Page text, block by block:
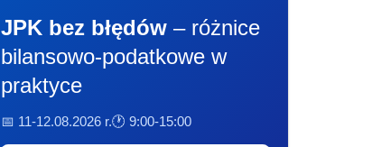
JPK bez błędów – różnice
bilansowo-podatkowe w
praktyce
📅 11-12.08.2026 r.🕐 9:00-15:00